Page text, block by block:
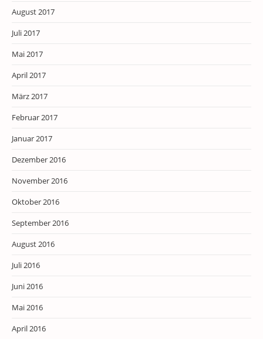
August 2017
Juli 2017
Mai 2017
April 2017
März 2017
Februar 2017
Januar 2017
Dezember 2016
November 2016
Oktober 2016
September 2016
August 2016
Juli 2016
Juni 2016
Mai 2016
April 2016